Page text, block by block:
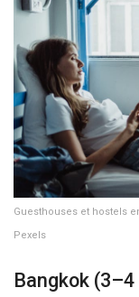
Guesthouses et hostels
Pexels
Bangkok (3–4